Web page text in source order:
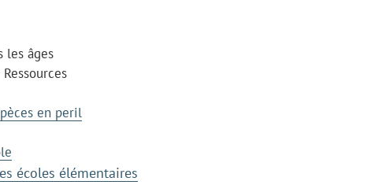
les âges
Ressources
en peril
écoles élémentaires